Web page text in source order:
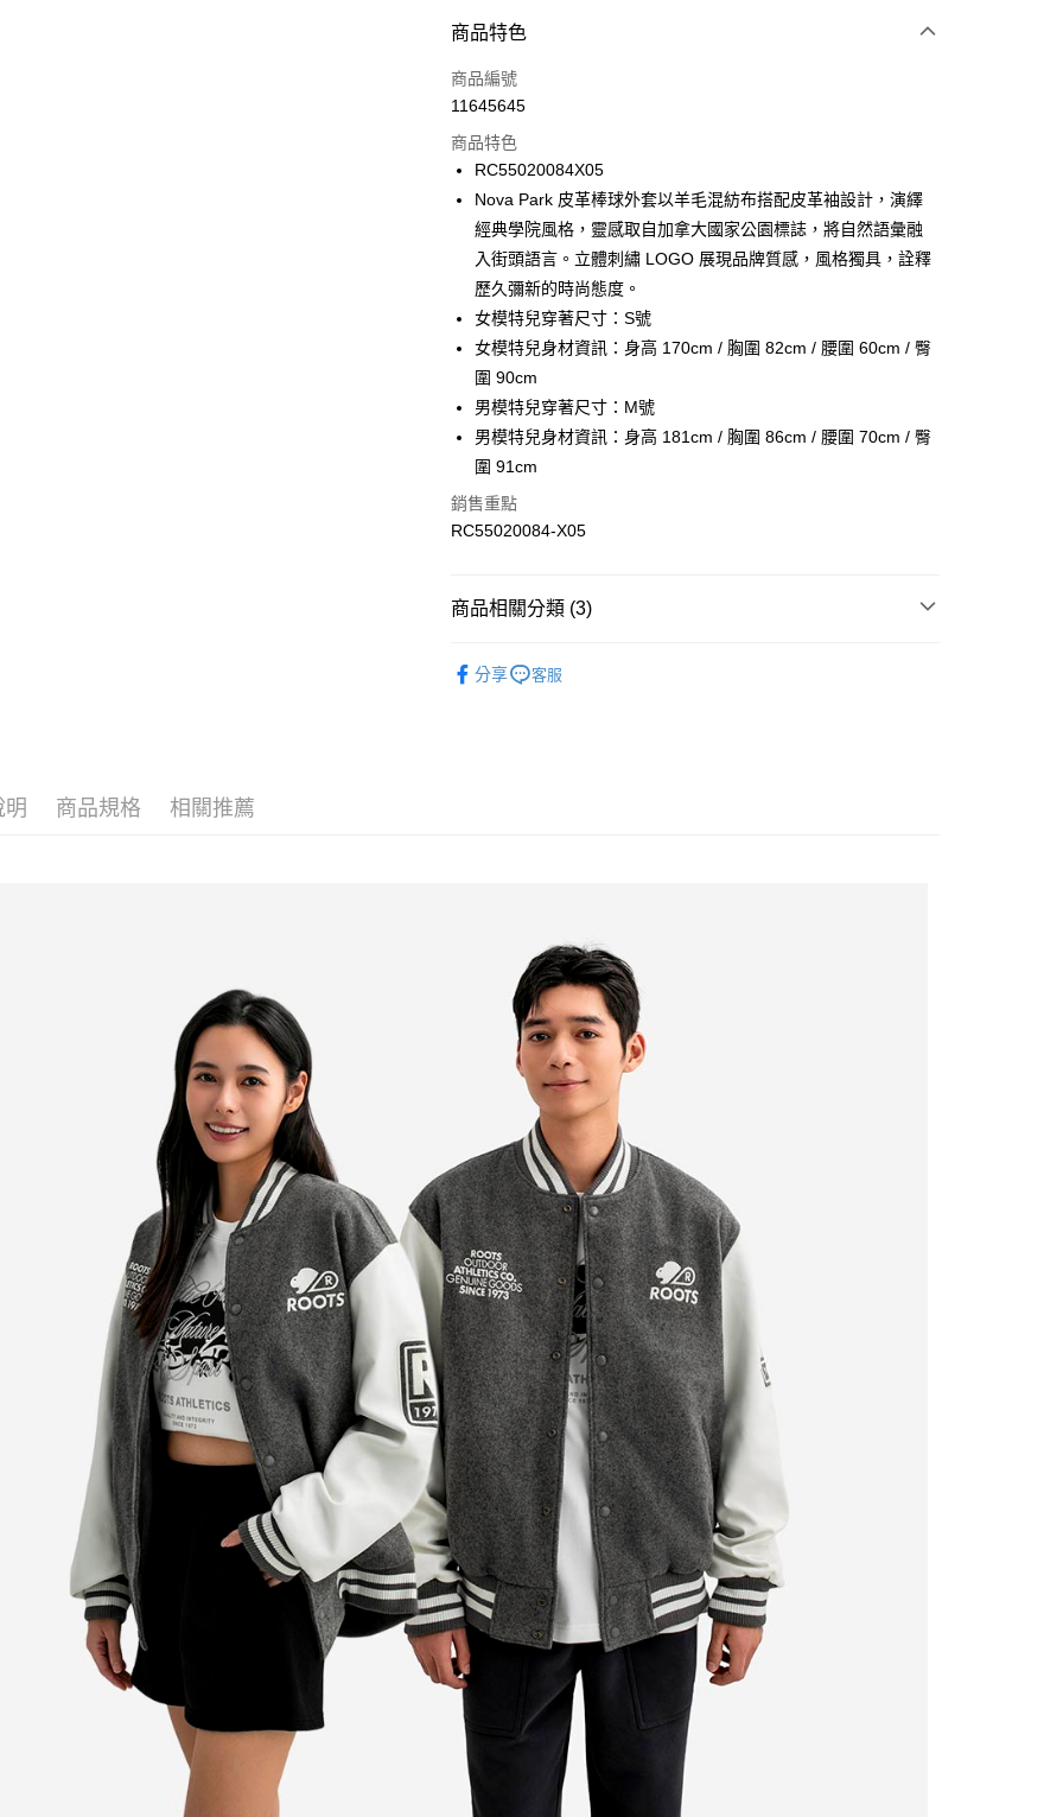
付款方式
信用卡一次付款
合作金庫商業銀行
第一商業銀行
華南商業銀行
彰化商業銀行
國泰世華商業銀行
兆豐國際商業銀行
臺灣中小企業銀行
匯豐（台灣）商業銀行
聯邦商業銀行
遠東國際商業銀行
元大商業銀行
台新國際商業銀行
台灣樂天信用卡公司
6 期 0 利率 每期NT$4,300 21家銀行
合作金庫商業銀行
第一商業銀行
華南商業銀行
彰化商業銀行
上海商業儲蓄銀行
臺灣中小企業銀行
匯豐（台灣）商業銀行
華泰商業銀行
聯邦商業銀行
元大商業銀行
玉山商業銀行
星展（台灣）商業銀行
台灣樂天信用卡公司
LINE Pay
Apple Pay
街口支付
運送方式
限時免運活動
免運費
限時運費優惠-離島
商品特色
商品編號
11645645
商品特色
RC55020084X05
Nova Park 皮革棒球外套以羊毛混紡布搭配皮革袖設計，演繹
經典學院風格，靈感取自加拿大國家公園標誌，將自然語彙融
入街頭語言。立體刺繡 LOGO 展現品牌質感，風格獨具，詮釋
歷久彌新的時尚態度。
女模特兒穿著尺寸：S號
女模特兒身材資訊：身高 170cm / 胸圍 82cm / 腰圍 60cm / 臀
圍 90cm
男模特兒穿著尺寸：M號
男模特兒身材資訊：身高 181cm / 胸圍 86cm / 腰圍 70cm / 臀
圍 91cm
銷售重點
RC55020084-X05
商品相關分類 (3)
分享 客服
明 商品規格 相關推薦